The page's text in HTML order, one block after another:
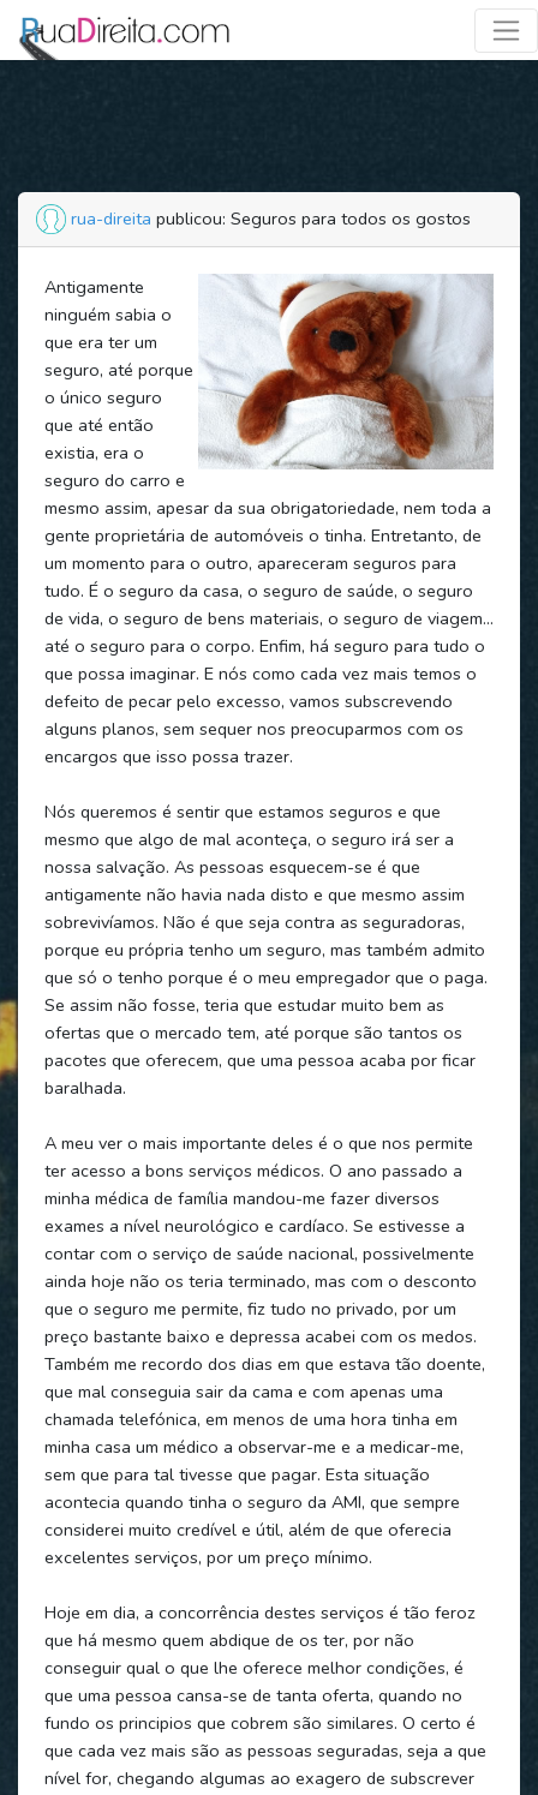
rua-direita publicou: Seguros para todos os gostos
Antigamente
ninguém sabia o
que era ter um
seguro, até porque
o único seguro
que até então
existia, era o
seguro do carro e
mesmo assim, apesar da sua obrigatoriedade, nem toda a
gente proprietária de automóveis o tinha. Entretanto, de
um momento para o outro, apareceram seguros para
tudo. É o seguro da casa, o seguro de saúde, o seguro
de vida, o seguro de bens materiais, o seguro de viagem…
até o seguro para o corpo. Enfim, há seguro para tudo o
que possa imaginar. E nós como cada vez mais temos o
defeito de pecar pelo excesso, vamos subscrevendo
alguns planos, sem sequer nos preocuparmos com os
encargos que isso possa trazer.
Nós queremos é sentir que estamos seguros e que
mesmo que algo de mal aconteça, o seguro irá ser a
nossa salvação. As pessoas esquecem-se é que
antigamente não havia nada disto e que mesmo assim
sobrevivíamos. Não é que seja contra as seguradoras,
porque eu própria tenho um seguro, mas também admito
que só o tenho porque é o meu empregador que o paga.
Se assim não fosse, teria que estudar muito bem as
ofertas que o mercado tem, até porque são tantos os
pacotes que oferecem, que uma pessoa acaba por ficar
baralhada.
A meu ver o mais importante deles é o que nos permite
ter acesso a bons serviços médicos. O ano passado a
minha médica de família mandou-me fazer diversos
exames a nível neurológico e cardíaco. Se estivesse a
contar com o serviço de saúde nacional, possivelmente
ainda hoje não os teria terminado, mas com o desconto
que o seguro me permite, fiz tudo no privado, por um
preço bastante baixo e depressa acabei com os medos.
Também me recordo dos dias em que estava tão doente,
que mal conseguia sair da cama e com apenas uma
chamada telefónica, em menos de uma hora tinha em
minha casa um médico a observar-me e a medicar-me,
sem que para tal tivesse que pagar. Esta situação
acontecia quando tinha o seguro da AMI, que sempre
considerei muito credível e útil, além de que oferecia
excelentes serviços, por um preço mínimo.
Hoje em dia, a concorrência destes serviços é tão feroz
que há mesmo quem abdique de os ter, por não
conseguir qual o que lhe oferece melhor condições, é
que uma pessoa cansa-se de tanta oferta, quando no
fundo os principios que cobrem são similares. O certo é
que cada vez mais são as pessoas seguradas, seja a que
nível for, chegando algumas ao exagero de subscrever